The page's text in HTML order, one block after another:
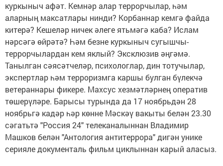
куркыныч афәт. Кемнәр алар террорчылар, һәм
аларның максатлары нинди? Корбаннар кемгә файда
китерә? Кешеләр ничек әлеге ятьмәгә каба? Ислам
нәрсәгә өйрәтә? Һәм безне куркыныч сугышчы-
террорчылардан кем яклый? Эксклюзив әңгәмә.
Танылган сәясәтчеләр, психологлар, дин тотучылар,
экспертлар һәм терроризмга каршы булган бүлекчә
ветераннары фикере. Махсус хезмәтләрнең оператив
төшерүләре. Барысы турында да 17 ноябрьдән 28
ноябрьгә кадәр һәр көнне Мәскәү вакыты белән 23.30
сәгатьтә "Россия 24" телеканалыннан Владимир
Машков белән "Антология антитеррора" дигән унике
серияле документаль фильм циклыннан карый аласыз.